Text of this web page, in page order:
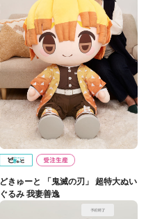
どきゅーと 「鬼滅の刃」 超特大ぬい
ぐるみ 我妻善逸